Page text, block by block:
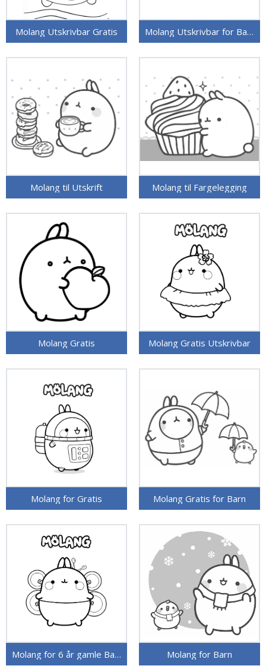
Molang Utskrivbar Gratis Molang Utskrivbar for Barn
Molang til Utskrift Molang til Fargelegging
Molang Gratis Molang Gratis Utskrivbar
Molang for Gratis Molang Gratis for Barn
Molang for 6 år gamle Barn Molang for Barn